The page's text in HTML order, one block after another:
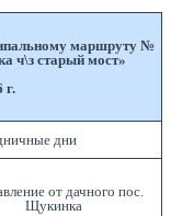
маршруту №
ч\з старый мост»
г.
дни
от дачного пос.
Щукинка